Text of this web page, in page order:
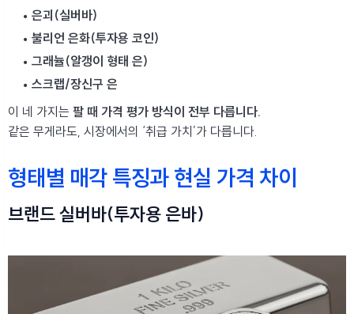
은괴(실버바)
불리언 은화(투자용 코인)
그래뉼(알갱이 형태 은)
스크랩/장신구 은
이 네 가지는 팔 때 가격 평가 방식이 전부 다릅니다.
같은 무게라도, 시장에서의 ‘취급 가치’가 다릅니다.
형태별 매각 특징과 현실 가격 차이
브랜드 실버바(투자용 은바)